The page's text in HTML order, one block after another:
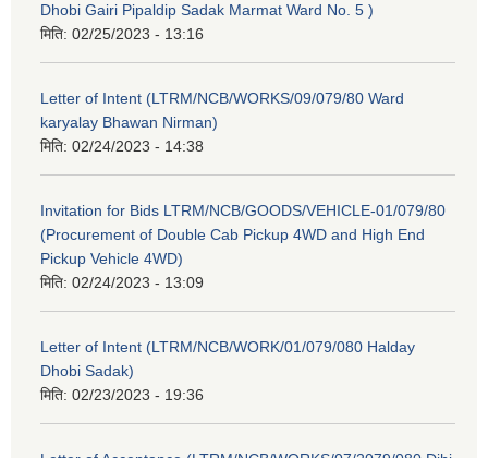
Dhobi Gairi Pipaldip Sadak Marmat Ward No. 5 )
मिति: 02/25/2023 - 13:16
Letter of Intent (LTRM/NCB/WORKS/09/079/80 Ward
karyalay Bhawan Nirman)
मिति: 02/24/2023 - 14:38
Invitation for Bids LTRM/NCB/GOODS/VEHICLE-01/079/80
(Procurement of Double Cab Pickup 4WD and High End
Pickup Vehicle 4WD)
मिति: 02/24/2023 - 13:09
Letter of Intent (LTRM/NCB/WORK/01/079/080 Halday
Dhobi Sadak)
मिति: 02/23/2023 - 19:36